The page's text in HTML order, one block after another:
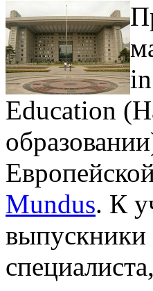
Education
Mundus. К